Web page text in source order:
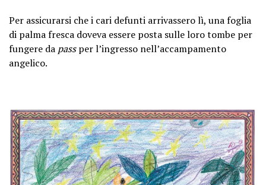
Per assicurarsi che i cari defunti arrivassero lì, una foglia
di palma fresca doveva essere posta sulle loro tombe per
fungere da passper l’ingresso nell’accampamento
angelico.